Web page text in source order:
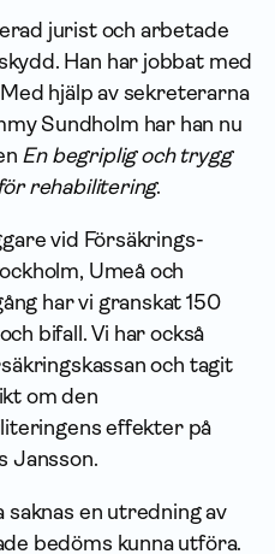
jurist och arbetade
Han har jobbat med
hjälp av sekreterarna
Sundholm har han nu
En begriplig och trygg
rehabilitering.
vid Försäkrings­
Umeå och
har vi granskat 150
bifall. Vi har också
och tagit
om den
effekter på
Jansson.
en utredning av
bedöms kunna utföra.